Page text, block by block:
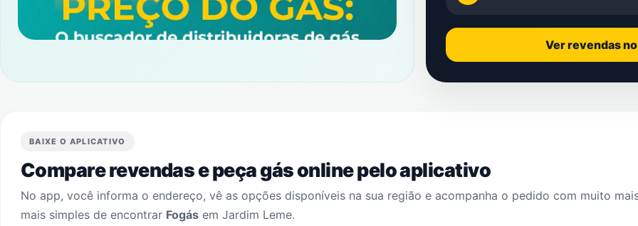
Ver revendas
BAIXE O APLICATIVO
Compare revendas e peça gás online pelo aplicativo
No app, você informa o endereço, vê as opções disponíveis na sua região e acompanha o pedido com muito
mais simples de encontrar Fogás em Jardim Leme.